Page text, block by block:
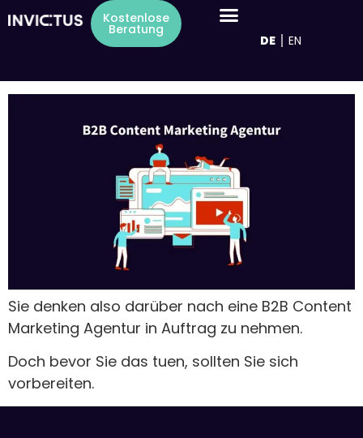
springen
Kostenlose
Beratung
DE EN
Tag:9. Februar 2021
B2B Content Marketing-Agentur:
Sie denken also darüber nach eine B2B Content
Marketing Agentur in Auftrag zu nehmen.
Doch bevor Sie das tuen, sollten Sie sich
vorbereiten.